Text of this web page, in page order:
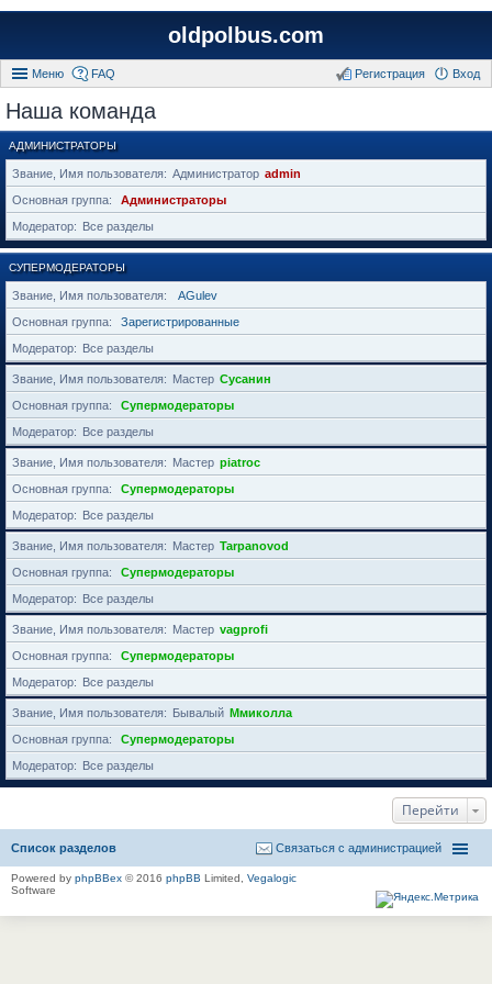
oldpolbus.com
Меню FAQ Вход
Регистрация
Наша команда
АДМИНИСТРАТОРЫ
Звание, Имя пользователя Администратор admin
Основная группа
Администраторы
Модератор
Все разделы
СУПЕРМОДЕРАТОРЫ
Звание, Имя пользователя
AGulev
Основная группа
Зарегистрированные
Модератор
Все разделы
Звание, Имя пользователя Мастер Сусанин
Основная группа
Супермодераторы
Модератор
Все разделы
Звание, Имя пользователя Мастер piatroc
Основная группа
Супермодераторы
Модератор
Все разделы
Звание, Имя пользователя Мастер Tarpanovod
Основная группа
Супермодераторы
Модератор
Все разделы
Звание, Имя пользователя Мастер vagprofi
Основная группа
Супермодераторы
Модератор
Все разделы
Звание, Имя пользователя Бывалый Ммиколла
Основная группа
Супермодераторы
Модератор
Все разделы
Перейти
Список разделов Связаться с администрацией
Powered by phpBBex © 2016 phpBB Limited, Vegalogic
Software